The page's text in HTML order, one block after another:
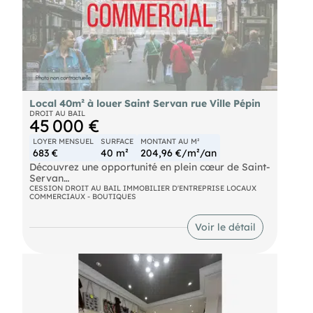
Local 40m² à louer Saint Servan rue Ville Pépin
DROIT AU BAIL
45 000 €
LOYER MENSUEL
683 €
SURFACE
40 m²
MONTANT AU M²
204,96 €/m²/an
Découvrez une opportunité en plein cœur de Saint-
Servan
L'Immobilière d'Entreprise Côte d'Émeraude vous
propose la cession d'un droit au bail pour un local
commercial de 40 m² environ, idéalement situé
Ce bien fonctionnel et bien agencé se compose
d'un espace boutique lumineux, parfait pour
accueillir votre clientèle. À l'arrière, une pièce
polyvalente s'offre à vous : bureau ou zone de
CESSION DROIT AU BAIL IMMOBILIER D'ENTREPRISE LOCAUX
COMMERCIAUX - BOUTIQUES
Voir le détail